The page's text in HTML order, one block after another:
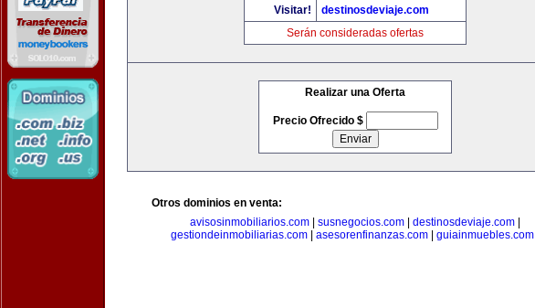
Visitar!
destinosdeviaje.com
Serán consideradas ofertas
Realizar una Oferta
Precio Ofrecido $
Otros dominios en venta:
avisosinmobiliarios.com
susnegocios.com destinosdeviaje.com
gestiondeinmobiliarias.com
asesorenfinanzas.com guiainmuebles.com